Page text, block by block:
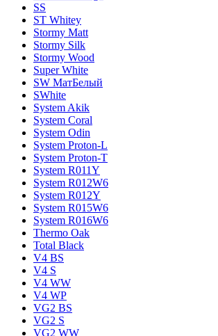
SS
ST Whitey
Stormy Matt
Stormy Silk
Stormy Wood
Super White
SW МатБелый
SWhite
System Akik
System Coral
System Odin
System Proton-L
System Proton-T
System R011Y
System R012W6
System R012Y
System R015W6
System R016W6
Thermo Oak
Total Black
V4 BS
V4 S
V4 WW
V4 WР
VG2 BS
VG2 S
VG2 WW